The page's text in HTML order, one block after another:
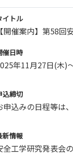
イトル
開催案内】第58回
催日時
年11月27日(木)
込締切
申込みの日程等は、
新情報
全工学研究発表会